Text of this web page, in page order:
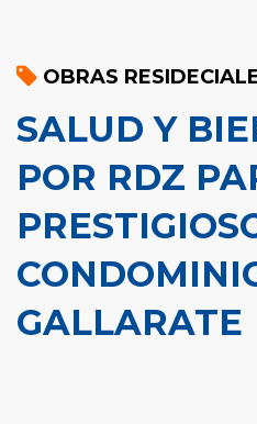
OBRAS
SALUD Y
POR RDZ
GALLARATE